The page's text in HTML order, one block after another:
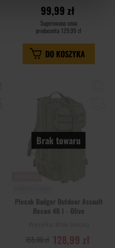
99,99 zł
Sugerowana cena
producenta 129,99 zł
DO KOSZYKA
Brak towaru
Plecak Badger Outdoor Assault
Recon 40 l - Olive
128,99 zł
155,00 zł